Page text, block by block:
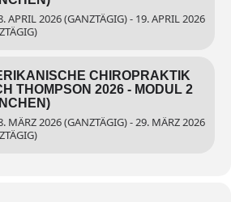
APRIL 2026 (GANZTÄGIG) - 19. APRIL 2026
CHIROPRAKTIK
THOMPSON 2026 - MODUL 2
MÄRZ 2026 (GANZTÄGIG) - 29. MÄRZ 2026